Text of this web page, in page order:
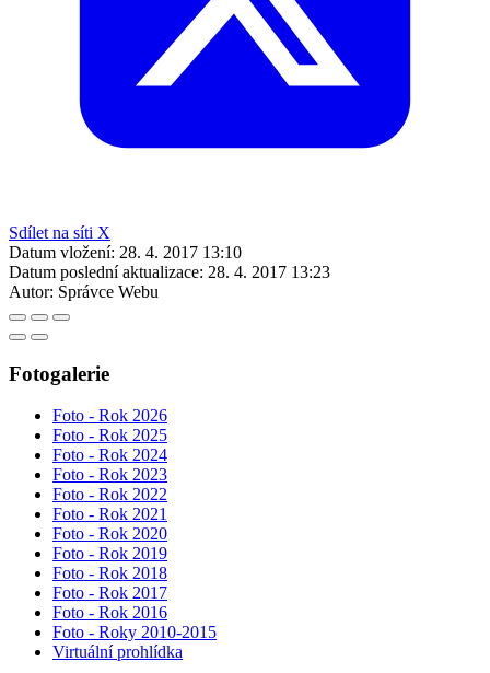
Sdílet na síti X
Datum vložení: 28. 4. 2017 13:10
Datum poslední aktualizace: 28. 4. 2017 13:23
Autor: Správce Webu
Fotogalerie
Foto - Rok 2026
Foto - Rok 2025
Foto - Rok 2024
Foto - Rok 2023
Foto - Rok 2022
Foto - Rok 2021
Foto - Rok 2020
Foto - Rok 2019
Foto - Rok 2018
Foto - Rok 2017
Foto - Rok 2016
Foto - Roky 2010-2015
Virtuální prohlídka